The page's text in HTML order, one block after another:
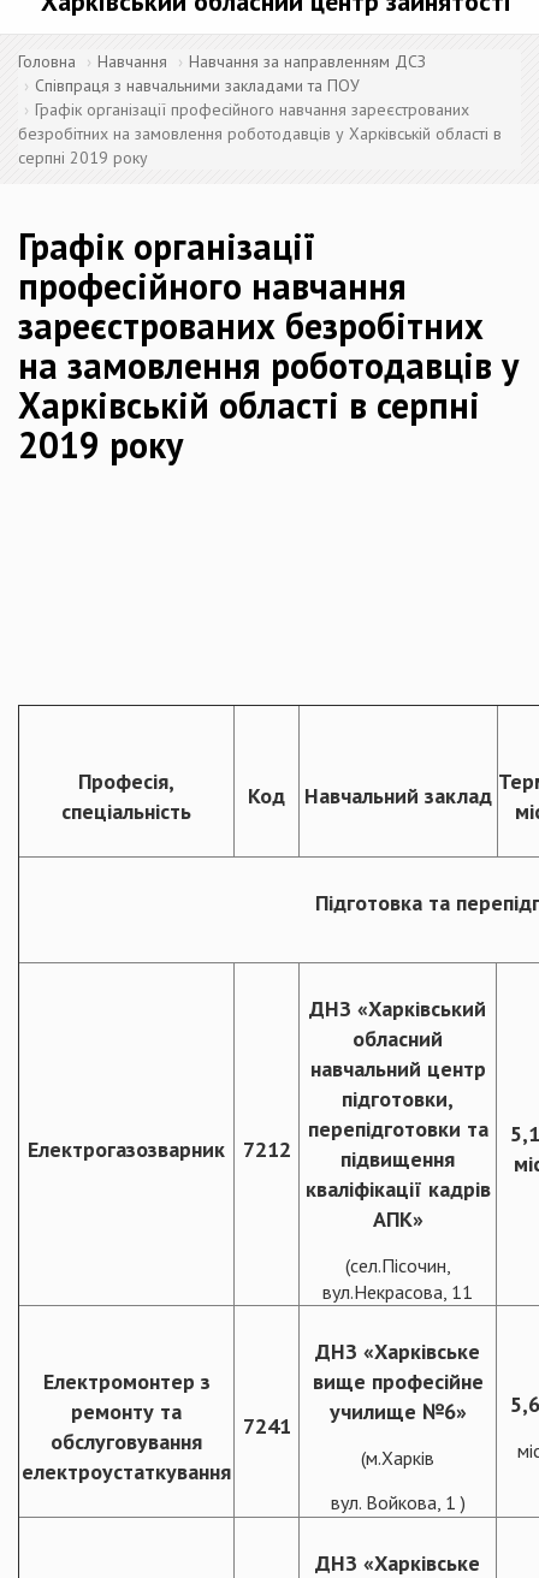
Головна Навчання
Навчання за направленням ДСЗ
Співпраця з навчальними закладами та ПОУ
Графік організації професійного навчання зареєстрованих
безробітних на замовлення роботодавців у Харківській області в
серпні 2019 року
Графік організації
професійного навчання
зареєстрованих безробітних
на замовлення роботодавців у
Харківській області в серпні
2019 року
Професія,
спеціальність
Код Навчальний заклад
Підготовка та
Електрогазозварник 7212
ДНЗ «Харківський
обласний
навчальний центр
підготовки,
перепідготовки та
підвищення
кваліфікації кадрів
АПК»
(сел.Пісочин,
вул.Некрасова, 11
Електромонтер з
ремонту та
обслуговування
електроустаткування
7241
ДНЗ «Харківське
вище професійне
училище №6»
(м.Харків
вул. Войкова, 1 )
ДНЗ «Харківське